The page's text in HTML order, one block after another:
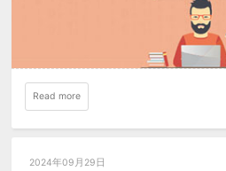
Read more
2024年09月29日